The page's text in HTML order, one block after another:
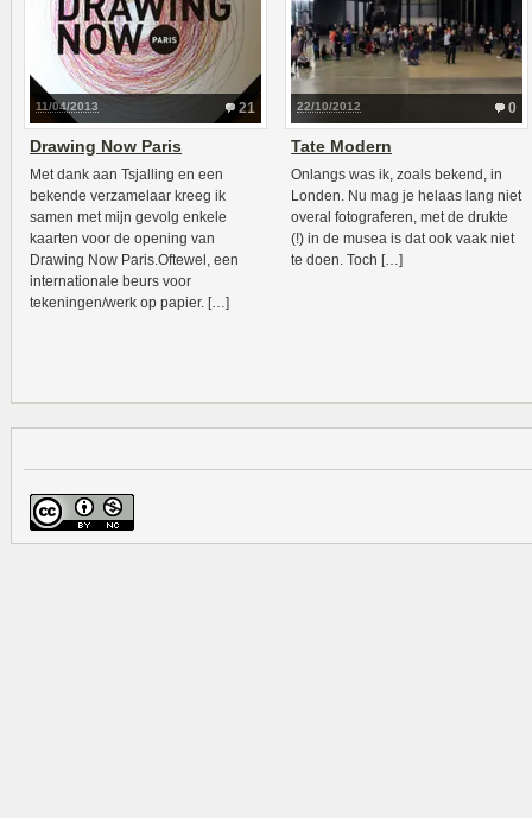
21
11/04/2013
Drawing Now Paris
Met dank aan Tsjalling en een
bekende verzamelaar kreeg ik
samen met mijn gevolg enkele
kaarten voor de opening van
Drawing Now Paris.Oftewel, een
internationale beurs voor
tekeningen/werk op papier. […]
0
22/10/2012
Tate Modern
Onlangs was ik, zoals bekend, in
Londen. Nu mag je helaas lang niet
overal fotograferen, met de drukte
(!) in de musea is dat ook vaak niet
te doen. Toch […]